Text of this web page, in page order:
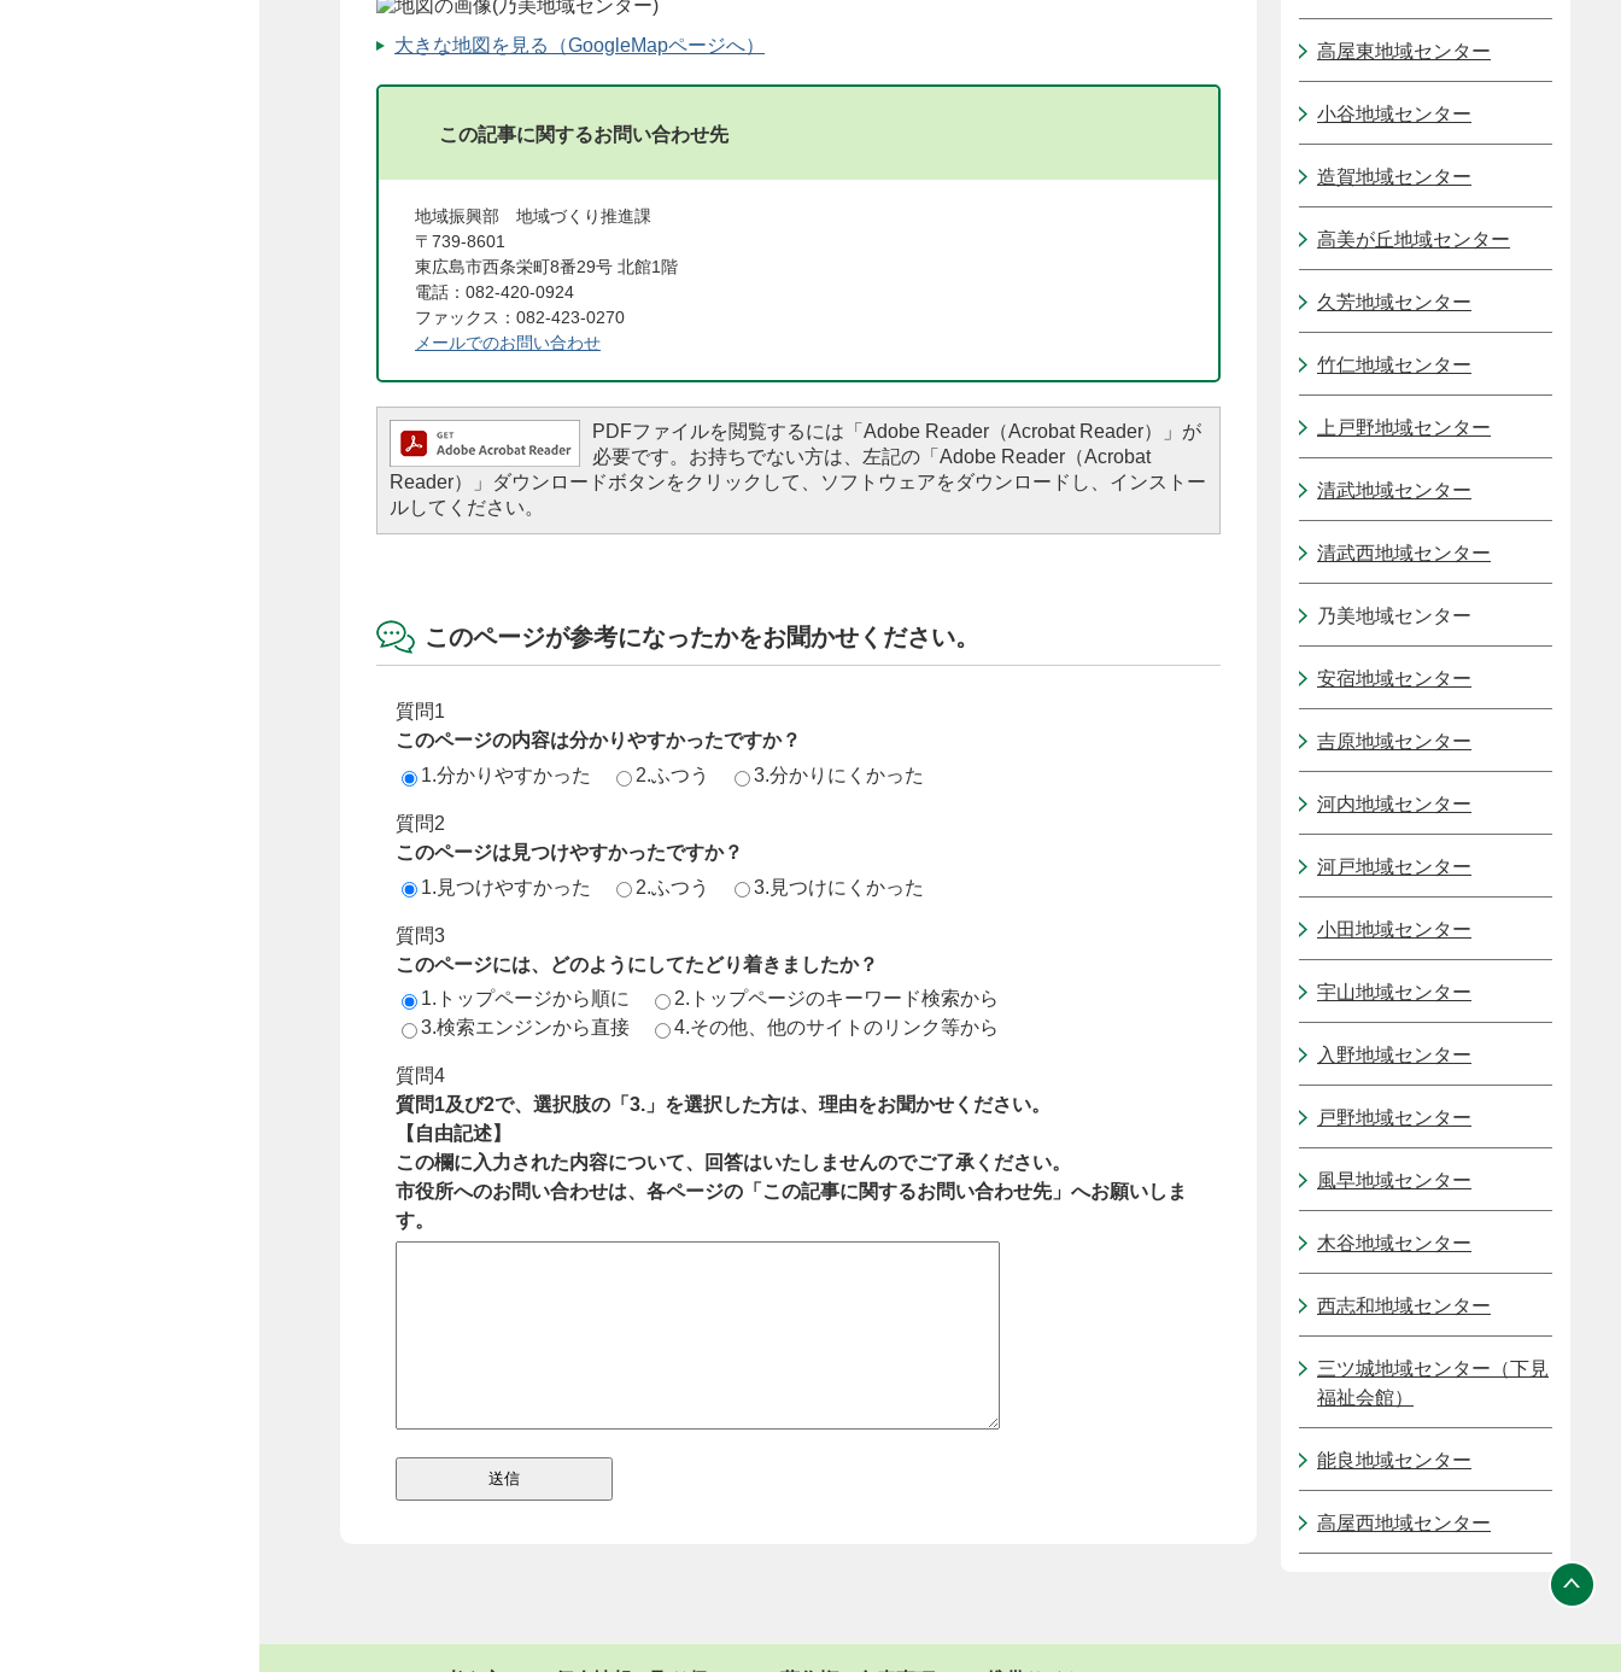
大きな地図を見る（GoogleMapページへ）
この記事に関するお問い合わせ先
地域振興部 地域づくり推進課
〒739-8601
東広島市西条栄町8番29号 北館1階
電話：082-420-0924
ファックス：082-423-0270
メールでのお問い合わせ
PDFファイルを閲覧するには「Adobe Reader（Acrobat Reader）」が
必要です。お持ちでない方は、左記の「Adobe Reader（Acrobat
Reader）」ダウンロードボタンをクリックして、ソフトウェアをダウンロードし、インストー
ルしてください。
このページが参考になったかをお聞かせください。
質問1
このページの内容は分かりやすかったですか？
1.分かりやすかった
2.ふつう 3.分かりにくかった
質問2
このページは見つけやすかったですか？
1.見つけやすかった
2.ふつう 3.見つけにくかった
質問3
このページには、どのようにしてたどり着きましたか？
1.トップページから順に
2.トップページのキーワード検索から
3.検索エンジンから直接
4.その他、他のサイトのリンク等から
質問4
質問1及び2で、選択肢の「3.」を選択した方は、理由をお聞かせください。
【自由記述】
この欄に入力された内容について、回答はいたしませんのでご了承ください。
市役所へのお問い合わせは、各ページの「この記事に関するお問い合わせ先」へお願いしま
す。
高屋東地域センター
小谷地域センター
造賀地域センター
高美が丘地域センター
久芳地域センター
竹仁地域センター
上戸野地域センター
清武地域センター
清武西地域センター
乃美地域センター
安宿地域センター
吉原地域センター
河内地域センター
河戸地域センター
小田地域センター
宇山地域センター
入野地域センター
戸野地域センター
風早地域センター
木谷地域センター
西志和地域センター
三ツ城地域センター（下見
福祉会館）
能良地域センター
高屋西地域センター